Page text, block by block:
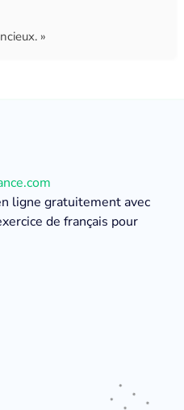
»
ligne gratuitement avec
de français pour